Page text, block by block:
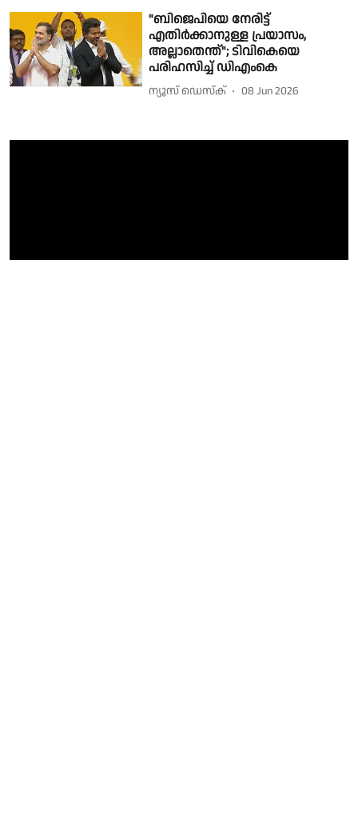
"ബിജെപിയെ നേരിട്ട്
എതിര്‍ക്കാനുള്ള പ്രയാസം,
അല്ലാതെന്ത്"; ടിവികെയെ
പരിഹസിച്ച് ഡിഎംകെ
ന്യൂസ് ഡെസ്ക് 08 Jun 2026